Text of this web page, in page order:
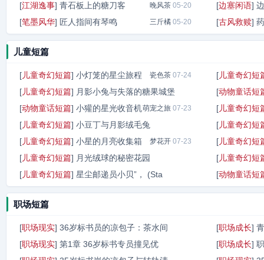
[江湖逸事] 青石板上的糖刀客 晚风茶 05-20
[笔墨风华] 匠人指间有琴鸣 三斤橘 05-20
[边塞闲语]
[古风救赎]
儿童短篇
[儿童奇幻短篇] 小灯笼的星尘旅程 瓷色茶 07-24
[儿童奇幻短篇] 月影小兔与失落的糖果城堡
瓷色茶 07-24
[动物童话短篇] 小獾的星光收音机萌宠之旅 07-23
[儿童奇幻短篇] 小豆丁与月影绒毛兔
幻梦飞行 07-23
[儿童奇幻短篇] 小星的月亮收集箱 梦花开 07-23
[儿童奇幻短篇] 月光绒球的秘密花园
星夜飞行
[儿童奇幻短篇] 星尘邮递员小贝”， (Sta
[儿童奇幻短
[动物童话短
[儿童奇幻短
[儿童奇幻短
[儿童奇幻短
[儿童奇幻短
[动物童话短
职场短篇
[职场现实] 36岁标书员的凉包子：茶水间
晚潮
[职场现实] 第1章 36岁标书专员撞见优
[职场成长]
[职场成长]